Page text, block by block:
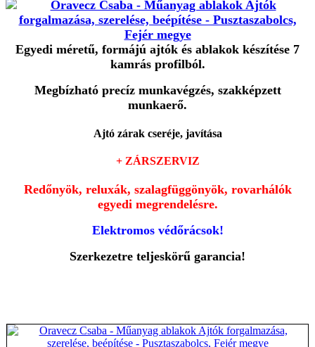
Egyedi méretű, formájú ajtók és ablakok készítése 7
kamrás profilból.
Megbízható precíz munkavégzés, szakképzett
munkaerő.
Ajtó zárak cseréje, javítása
+ ZÁRSZERVIZ
Redőnyök, reluxák, szalagfüggönyök, rovarhálók
egyedi megrendelésre.
Elektromos védőrácsok!
Szerkezetre teljeskörű garancia!